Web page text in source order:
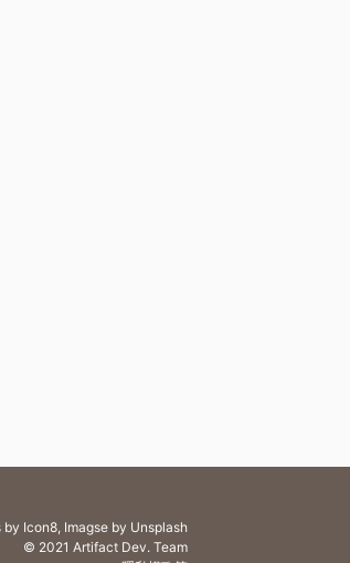
by Icon8, Imagse by Unsplash
© 2021 Artifact Dev. Team